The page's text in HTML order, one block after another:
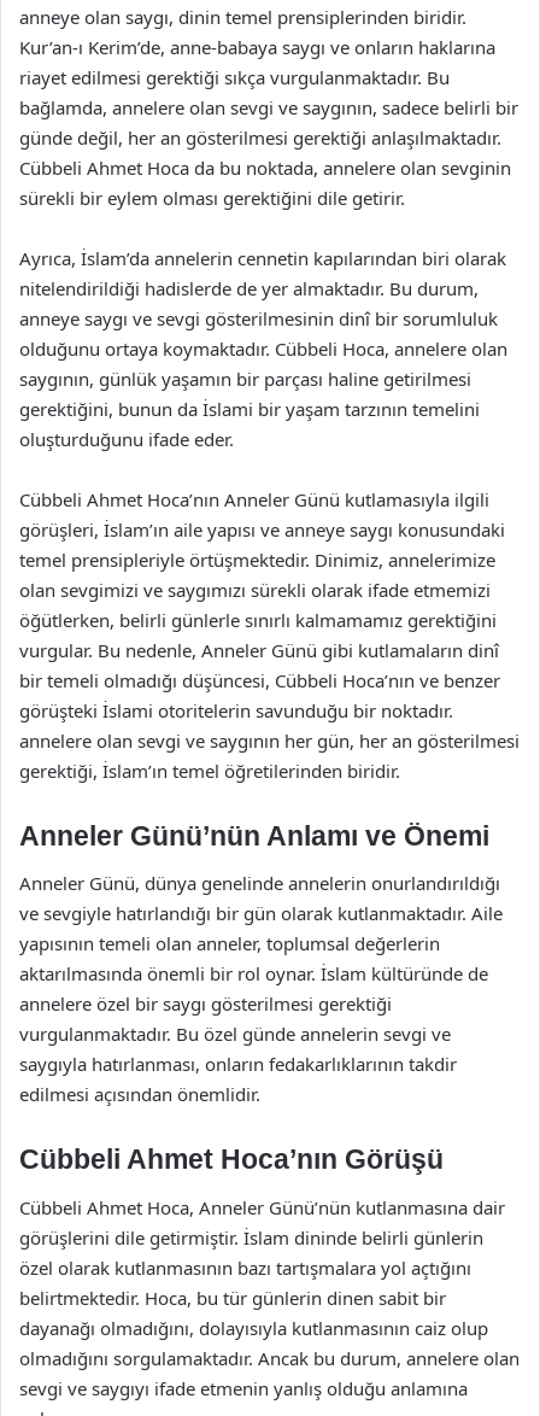
anneye olan saygı, dinin temel prensiplerinden biridir.
Kur’an-ı Kerim’de, anne-babaya saygı ve onların haklarına
riayet edilmesi gerektiği sıkça vurgulanmaktadır. Bu
bağlamda, annelere olan sevgi ve saygının, sadece belirli bir
günde değil, her an gösterilmesi gerektiği anlaşılmaktadır.
Cübbeli Ahmet Hoca da bu noktada, annelere olan sevginin
sürekli bir eylem olması gerektiğini dile getirir.
Ayrıca, İslam’da annelerin cennetin kapılarından biri olarak
nitelendirildiği hadislerde de yer almaktadır. Bu durum,
anneye saygı ve sevgi gösterilmesinin dinî bir sorumluluk
olduğunu ortaya koymaktadır. Cübbeli Hoca, annelere olan
saygının, günlük yaşamın bir parçası haline getirilmesi
gerektiğini, bunun da İslami bir yaşam tarzının temelini
oluşturduğunu ifade eder.
Cübbeli Ahmet Hoca’nın Anneler Günü kutlamasıyla ilgili
görüşleri, İslam’ın aile yapısı ve anneye saygı konusundaki
temel prensipleriyle örtüşmektedir. Dinimiz, annelerimize
olan sevgimizi ve saygımızı sürekli olarak ifade etmemizi
öğütlerken, belirli günlerle sınırlı kalmamamız gerektiğini
vurgular. Bu nedenle, Anneler Günü gibi kutlamaların dinî
bir temeli olmadığı düşüncesi, Cübbeli Hoca’nın ve benzer
görüşteki İslami otoritelerin savunduğu bir noktadır.
annelere olan sevgi ve saygının her gün, her an gösterilmesi
gerektiği, İslam’ın temel öğretilerinden biridir.
Anneler Günü’nün Anlamı ve Önemi
Anneler Günü, dünya genelinde annelerin onurlandırıldığı
ve sevgiyle hatırlandığı bir gün olarak kutlanmaktadır. Aile
yapısının temeli olan anneler, toplumsal değerlerin
aktarılmasında önemli bir rol oynar. İslam kültüründe de
annelere özel bir saygı gösterilmesi gerektiği
vurgulanmaktadır. Bu özel günde annelerin sevgi ve
saygıyla hatırlanması, onların fedakarlıklarının takdir
edilmesi açısından önemlidir.
Cübbeli Ahmet Hoca’nın Görüşü
Cübbeli Ahmet Hoca, Anneler Günü’nün kutlanmasına dair
görüşlerini dile getirmiştir. İslam dininde belirli günlerin
özel olarak kutlanmasının bazı tartışmalara yol açtığını
belirtmektedir. Hoca, bu tür günlerin dinen sabit bir
dayanağı olmadığını, dolayısıyla kutlanmasının caiz olup
olmadığını sorgulamaktadır. Ancak bu durum, annelere olan
sevgi ve saygıyı ifade etmenin yanlış olduğu anlamına